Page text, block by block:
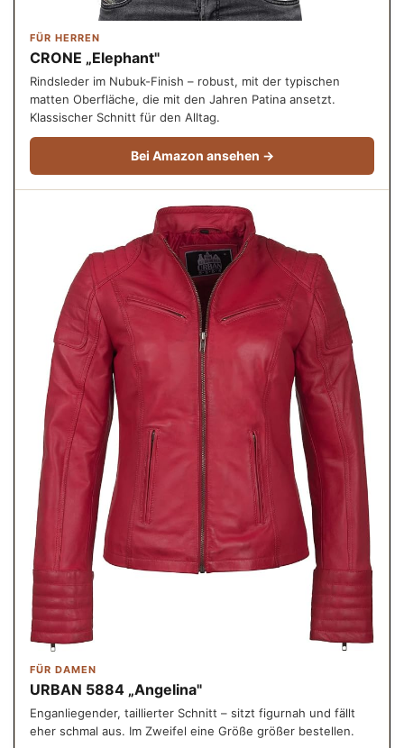
FÜR HERREN
CRONE „Elephant"
Rindsleder im Nubuk-Finish – robust, mit der typischen
matten Oberfläche, die mit den Jahren Patina ansetzt.
Klassischer Schnitt für den Alltag.
Bei Amazon ansehen →
FÜR DAMEN
URBAN 5884 „Angelina"
Enganliegender, taillierter Schnitt – sitzt figurnah und fällt
eher schmal aus. Im Zweifel eine Größe größer bestellen.